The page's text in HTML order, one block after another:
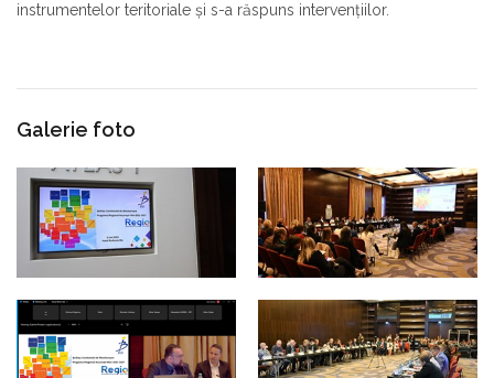
instrumentelor teritoriale şi s-a răspuns intervenţiilor.
Galerie foto